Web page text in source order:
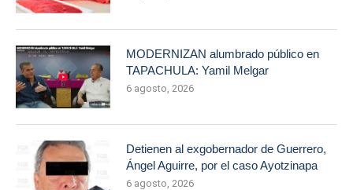
MODERNIZAN alumbrado público en
TAPACHULA: Yamil Melgar
6 agosto, 2026
Detienen al exgobernador de Guerrero,
Ángel Aguirre, por el caso Ayotzinapa
6 agosto, 2026